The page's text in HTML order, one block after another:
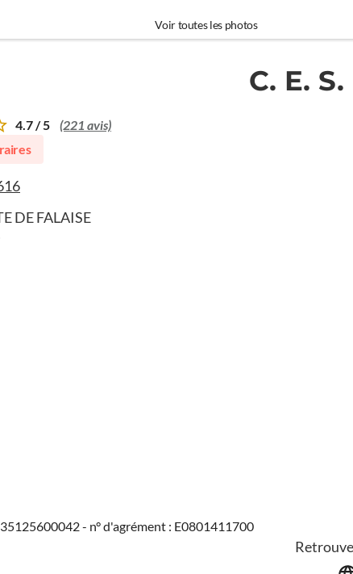
Voir toutes les photos
C. E.
4.7 / 5 (221 avis)
DE FALAISE
- n° d'agrément : E0801411700